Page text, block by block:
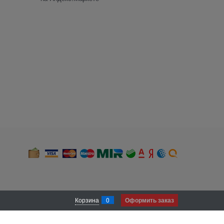
Корзина 0 Оформить заказ